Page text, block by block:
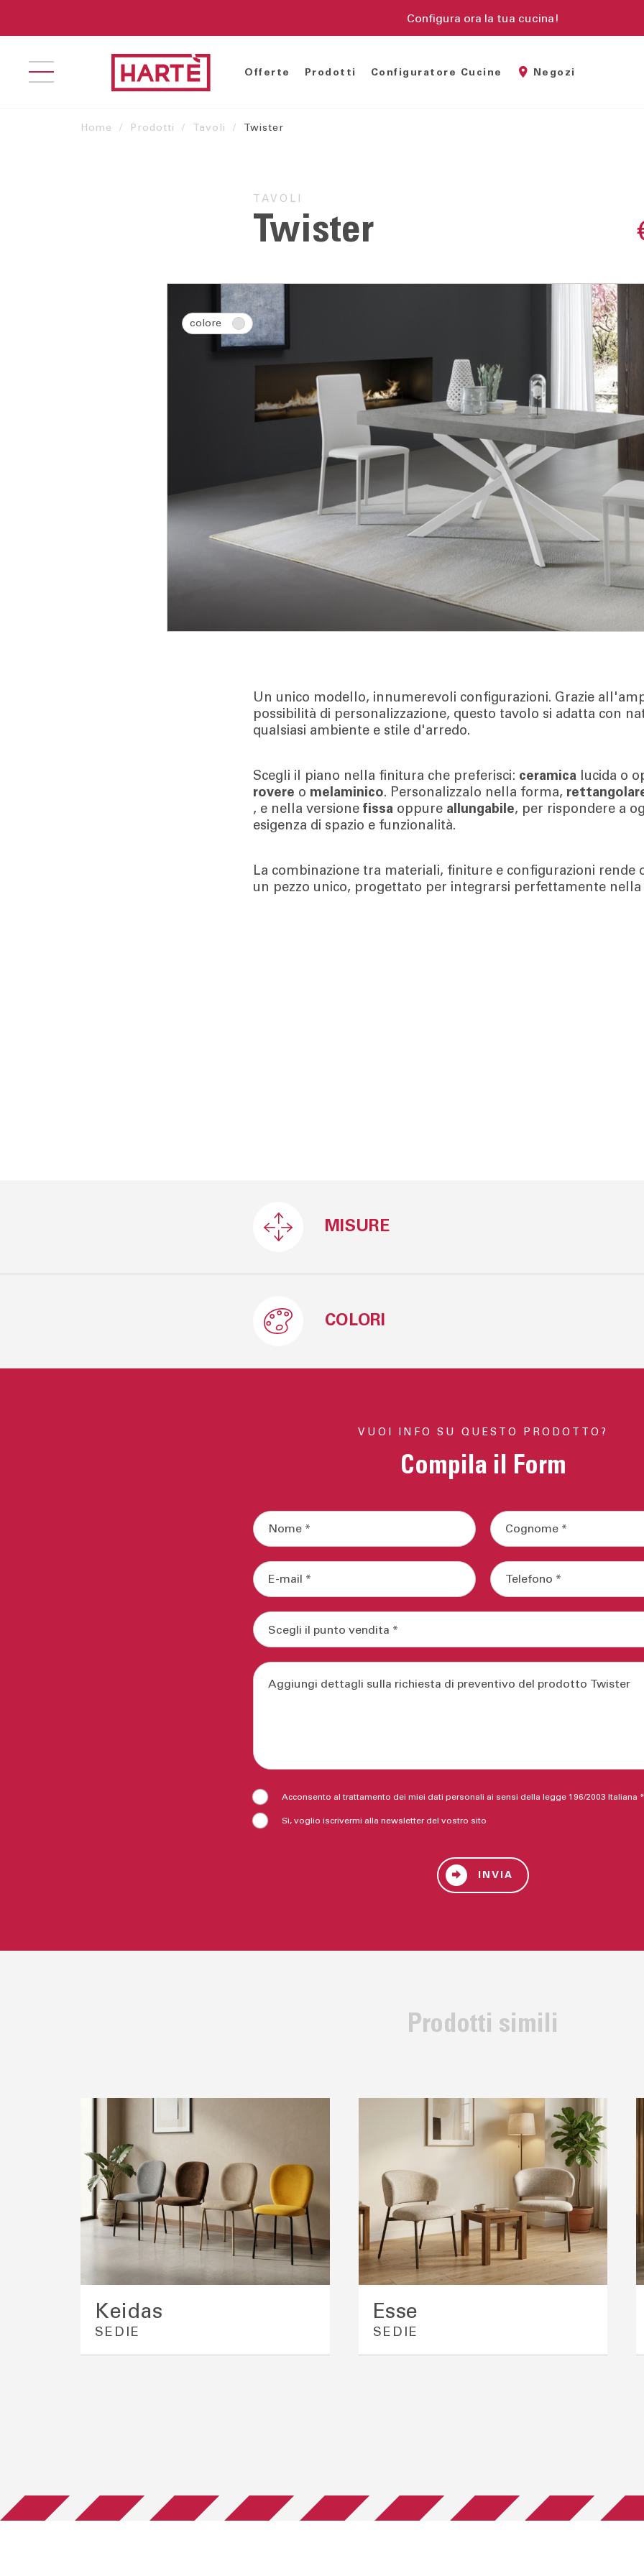
Configura ora la tua cucina!
Offerte Prodotti
Camera completa
Letti legno
Configuratore Cucine Negozi
Home Prodotti Tavoli Twister
TAVOLI
Twister
colore
Un unico modello, innumerevoli configurazioni. Grazie
possibilità di personalizzazione, questo tavolo si adatta con
qualsiasi ambiente e stile d'arredo.
Scegli il piano nella finitura che preferisci: ceramica lucida o
rovere o melaminico. Personalizzalo nella forma,
, e nella versione fissa oppure allungabile, per rispondere a
esigenza di spazio e funzionalità.
La combinazione tra materiali, finiture e configurazioni rende
un pezzo unico, progettato per integrarsi perfettamente nella
MISURE
L.160/260x90 cm. oppure L.180/280x90 cm.
COLORI
VUOI INFO SU QUESTO PRODOTTO?
Compila il Form
Acconsento al trattamento dei miei dati personali ai sensi della legge 196/2003 Italiana *
Sì, voglio iscrivermi alla newsletter del vostro sito
INVIA
Prodotti simili
Keidas
SEDIE
Esse
SEDIE